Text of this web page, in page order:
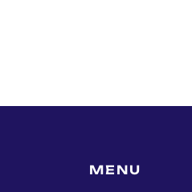
MENU